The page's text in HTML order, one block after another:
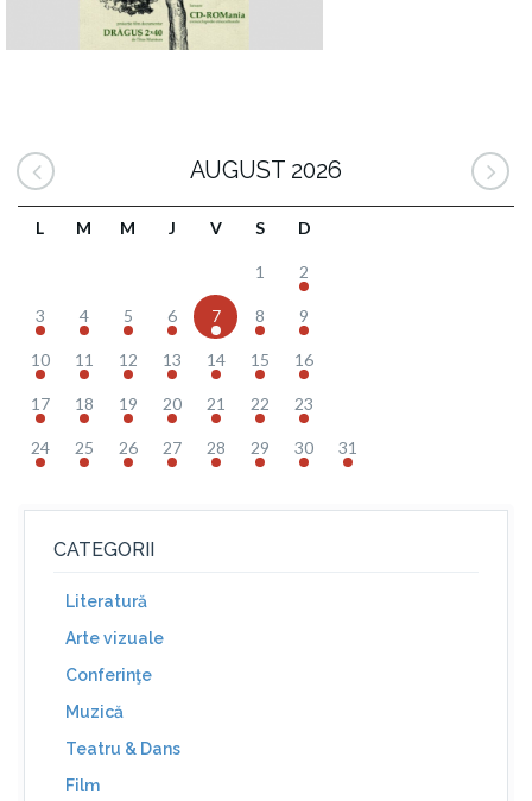
AUGUST 2026
L M M J V S D
1 2
3 4 5 6 7 8 9
10 11 12 13 14 15 16
17 18 19 20 21 22 23
24 25 26 27 28 29 30 31
CATEGORII
Literatură
Arte vizuale
Conferinţe
Muzică
Teatru & Dans
Film